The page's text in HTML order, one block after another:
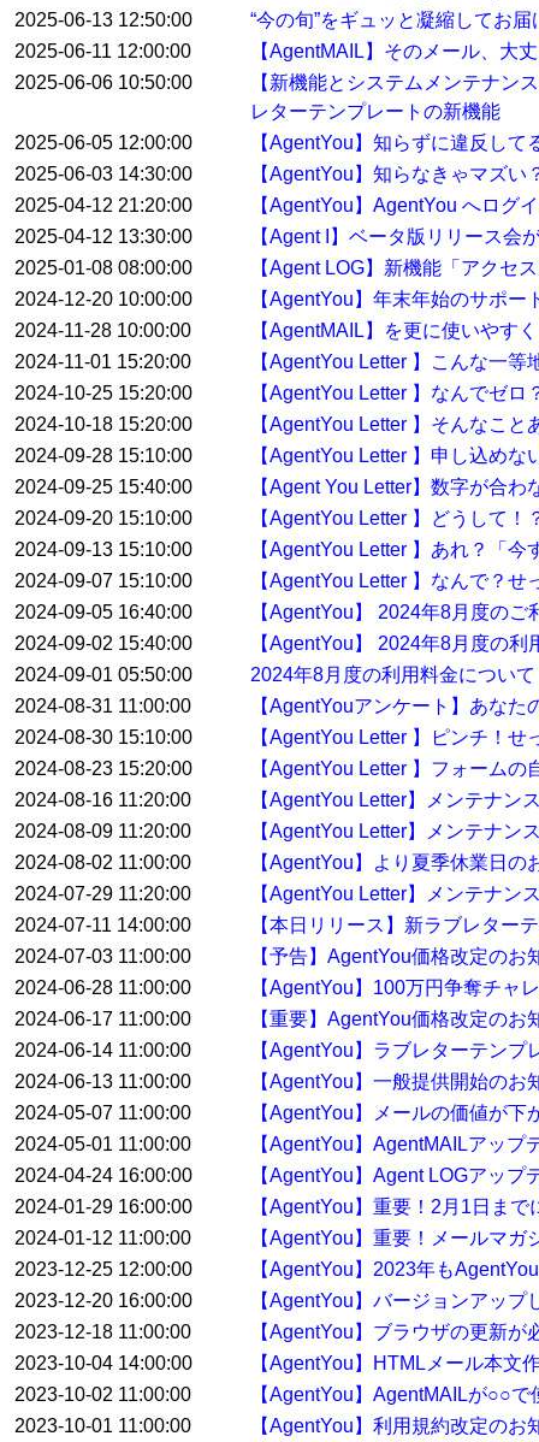
2025-06-13 12:50:00
“今の旬”をギュッと凝縮してお
2025-06-11 12:00:00
【AgentMAIL】そのメール、大
2025-06-06 10:50:00
【新機能とシステムメンテナン
レターテンプレートの新機能
2025-06-05 12:00:00
【AgentYou】知らずに違反し
2025-06-03 14:30:00
【AgentYou】知らなきゃマズ
2025-04-12 21:20:00
【AgentYou】AgentYou へログ
2025-04-12 13:30:00
【Agent I】ベータ版リリース会
2025-01-08 08:00:00
【Agent LOG】新機能「アクセ
2024-12-20 10:00:00
【AgentYou】年末年始のサポー
2024-11-28 10:00:00
【AgentMAIL】を更に使いやす
2024-11-01 15:20:00
【AgentYou Letter 】こんな一
2024-10-25 15:20:00
【AgentYou Letter 】なんでゼ
2024-10-18 15:20:00
【AgentYou Letter 】そんなこ
2024-09-28 15:10:00
【AgentYou Letter 】申し込め
2024-09-25 15:40:00
【Agent You Letter】数字が合
2024-09-20 15:10:00
【AgentYou Letter 】どうして
2024-09-13 15:10:00
【AgentYou Letter 】あれ？「
2024-09-07 15:10:00
【AgentYou Letter 】なんで？
2024-09-05 16:40:00
【AgentYou】 2024年8月度の
2024-09-02 15:40:00
【AgentYou】 2024年8月度の
2024-09-01 05:50:00
2024年8月度の利用料金について
2024-08-31 11:00:00
【AgentYouアンケート】あな
2024-08-30 15:10:00
【AgentYou Letter 】ピンチ！
2024-08-23 15:20:00
【AgentYou Letter 】フォーム
2024-08-16 11:20:00
【AgentYou Letter】メンテナン
2024-08-09 11:20:00
【AgentYou Letter】メンテナン
2024-08-02 11:00:00
【AgentYou】より夏季休業日の
2024-07-29 11:20:00
【AgentYou Letter】メンテナン
2024-07-11 14:00:00
【本日リリース】新ラブレター
2024-07-03 11:00:00
【予告】AgentYou価格改定のお
2024-06-28 11:00:00
【AgentYou】100万円争奪チャ
2024-06-17 11:00:00
【重要】AgentYou価格改定のお
2024-06-14 11:00:00
【AgentYou】ラブレターテン
2024-06-13 11:00:00
【AgentYou】一般提供開始のお
2024-05-07 11:00:00
【AgentYou】メールの価値が
2024-05-01 11:00:00
【AgentYou】AgentMAILアップ
2024-04-24 16:00:00
【AgentYou】Agent LOGアップ
2024-01-29 16:00:00
【AgentYou】重要！2月1日ま
2024-01-12 11:00:00
【AgentYou】重要！メールマ
2023-12-25 12:00:00
【AgentYou】2023年も
2023-12-20 16:00:00
【AgentYou】バージョンアッ
2023-12-18 11:00:00
【AgentYou】ブラウザの更新が
2023-10-04 14:00:00
【AgentYou】HTMLメール本文
2023-10-02 11:00:00
【AgentYou】AgentMAILが○○
2023-10-01 11:00:00
【AgentYou】利用規約改定のお